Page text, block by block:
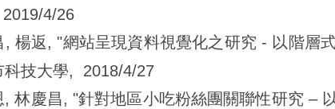
4/26
, 楊返, "網站呈現資料視覺化之研究 - 以階層
科技大學, 2018/4/27
, 林慶昌, "針對地區小吃粉絲團關聯性研究 –